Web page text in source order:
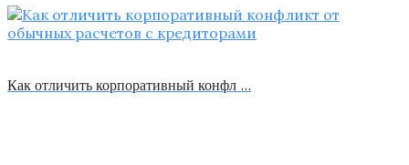
Как отличить корпоративный конфл …